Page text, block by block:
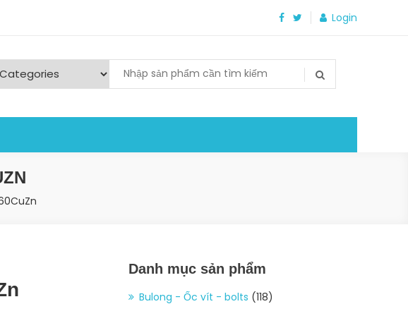
Login
Danh mục sản phẩm
Bulong - Ốc vít - bolts (118)